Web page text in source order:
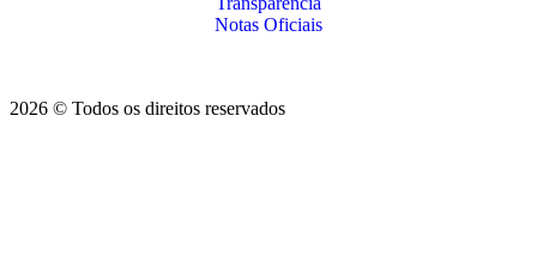
Notas Oficiais
2026 © Todos os direitos reservados